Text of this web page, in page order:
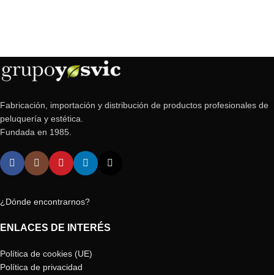
Fabricación, importación y distribución de productos profesionales de
peluquería y estética.
Fundada en 1985.
¿Dónde encontrarnos?
ENLACES DE INTERÉS
Política de cookies (UE)
Política de privacidad